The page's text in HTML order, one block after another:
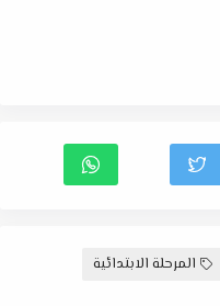
المرحلة الابتدائية